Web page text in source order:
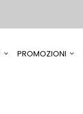
PROMOZIONI